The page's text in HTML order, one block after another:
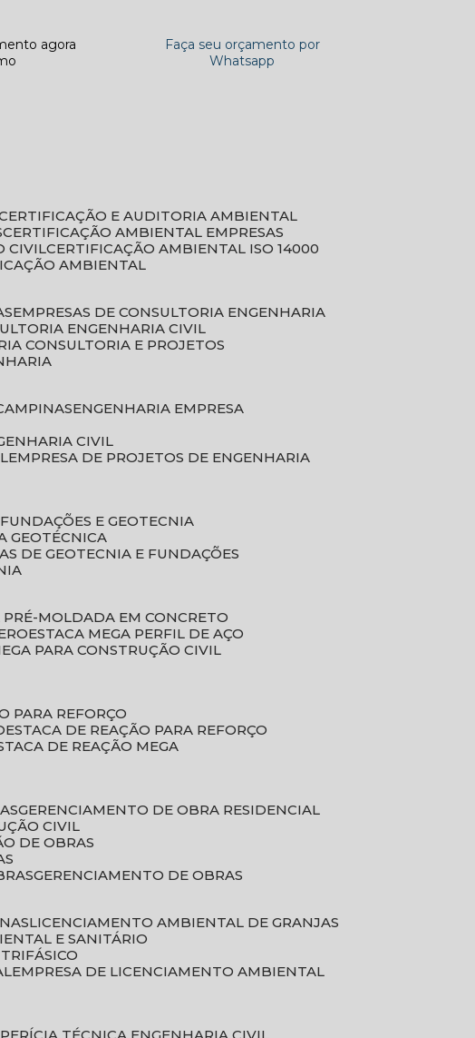
agora
Faça seu orçamento por
Whatsapp
CERTIFICAÇÃO E AUDITORIA AMBIENTAL
CERTIFICAÇÃO AMBIENTAL EMPRESAS
CIVIL
CERTIFICAÇÃO AMBIENTAL ISO 14000
AMBIENTAL
EMPRESAS DE CONSULTORIA ENGENHARIA
ENGENHARIA CIVIL
CONSULTORIA E PROJETOS
ENGENHARIA EMPRESA
CIVIL
EMPRESA DE PROJETOS DE ENGENHARIA
FUNDAÇÕES E GEOTECNIA
GEOTÉCNICA
DE GEOTECNIA E FUNDAÇÕES
PRÉ-MOLDADA EM CONCRETO
ESTACA MEGA PERFIL DE AÇO
PARA CONSTRUÇÃO CIVIL
PARA REFORÇO
ESTACA DE REAÇÃO PARA REFORÇO
DE REAÇÃO MEGA
GERENCIAMENTO DE OBRA RESIDENCIAL
CIVIL
DE OBRAS
GERENCIAMENTO DE OBRAS
LICENCIAMENTO AMBIENTAL DE GRANJAS
E SANITÁRIO
EMPRESA DE LICENCIAMENTO AMBIENTAL